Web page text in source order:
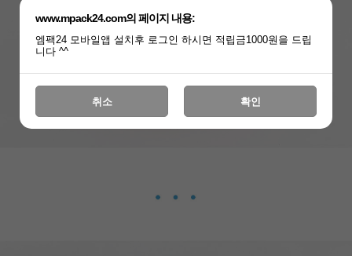
www.mpack24.com의 페이지 내용:
엠팩24 모바일앱 설치후 로그인 하시면 적립금1000원을 드립
니다 ^^
취소 확인